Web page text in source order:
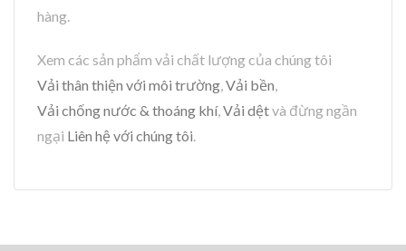
hàng.
Xem các sản phẩm vải chất lượng của chúng tôi
Vải thân thiện với môi trường Vải bền
Vải chống nước & thoáng khí, Vải dệtvà đừng ngần
ngại Liên hệ với chúng tôi